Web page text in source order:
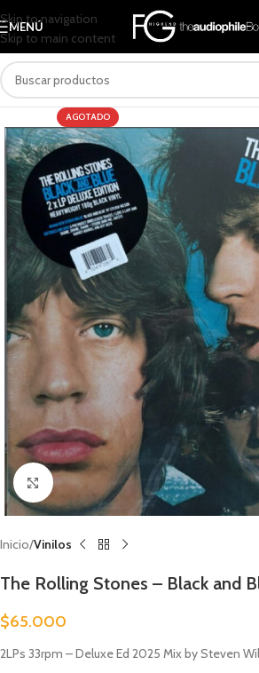
Skip to navigation
Skip to main content
MENÚ
AGOTADO
Clic para ampliar
Inicio Vinilos
The Rolling Stones – Black and
$65.000
2LPs 33rpm – Deluxe Ed 2025 Mix by Steven